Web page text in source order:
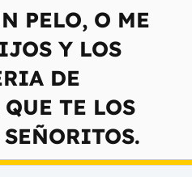
TU VIDA, Y
TUS HIJOS
TE PASA
UN HOMBRE
NECESITA
BARBERO,
PELO, O ME
Y LOS
DE
TE LOS